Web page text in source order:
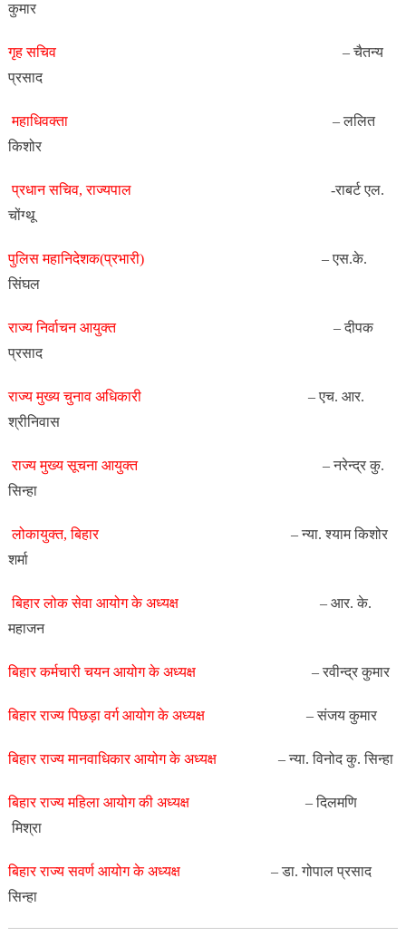
कुमार
गृहसचिव
– चैतन्य
प्रसाद
महाधिवक्ता
– ललित
किशोर
प्रधान सचिव,राज्यपाल
-राबर्ट एल.
चोंग्थू
पुलिस महानिदेशक(प्रभारी)
– एस.के.
सिंघल
राज्य निर्वाचनआयुक्त
– दीपक
प्रसाद
राज्य मुख्य चुनाव अधिकारी– एच. आर.
श्रीनिवास
राज्य मुख्य सूचना आयुक्त
– नरेन्द्र कु.
सिन्हा
लोकायुक्त,बिहार
– न्या. श्याम किशोर
शर्मा
बिहार लोक सेवा आयोग केअध्यक्ष
– आर. के.
महाजन
बिहार कर्मचारी चयन आयोग केअध्यक्ष – रवीन्द्र कुमार
बिहार राज्य पिछड़ा वर्ग आयोग केअध्यक्ष– संजय कुमार
बिहार राज्य मानवाधिकार आयोग केअध्यक्ष – न्या. विनोद कु. सिन्हा
बिहार राज्य महिला आयोगकी अध्यक्ष– दिलमणि
मिश्रा
बिहार राज्य सवर्ण आयोग केअध्यक्ष
– डा. गोपाल प्रसाद
सिन्हा